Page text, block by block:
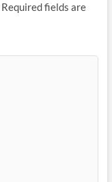
Required fields are